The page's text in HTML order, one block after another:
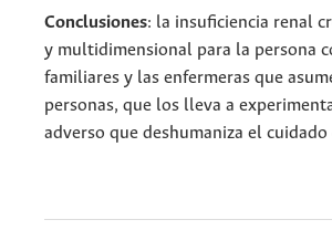
Conclusiones: la insuficiencia renal
y multidimensional para la persona
familiares y las enfermeras que
personas, que los lleva a
adverso que deshumaniza el cuidado